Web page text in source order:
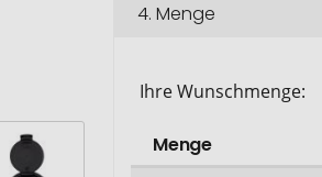
4.Menge
Ihre Wunschmenge:
Menge